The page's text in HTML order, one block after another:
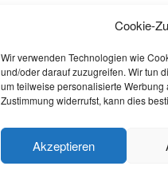
Cookie-
Wir verwenden Technologien wie
und/oder darauf zuzugreifen. Wir tun
um teilweise personalisierte
Zustimmung widerrufst, kann dies
Akzeptieren